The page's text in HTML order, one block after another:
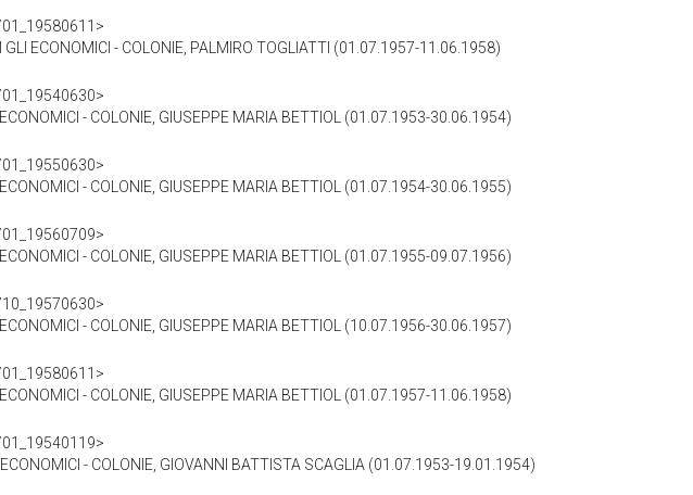
ECONOMICI - COLONIE, PALMIRO TOGLIATTI (01.07.1957-11.06.1958)
- COLONIE, GIUSEPPE MARIA BETTIOL (01.07.1953-30.06.1954)
- COLONIE, GIUSEPPE MARIA BETTIOL (01.07.1954-30.06.1955)
- COLONIE, GIUSEPPE MARIA BETTIOL (01.07.1955-09.07.1956)
- COLONIE, GIUSEPPE MARIA BETTIOL (10.07.1956-30.06.1957)
- COLONIE, GIUSEPPE MARIA BETTIOL (01.07.1957-11.06.1958)
- COLONIE, GIOVANNI BATTISTA SCAGLIA (01.07.1953-19.01.1954)